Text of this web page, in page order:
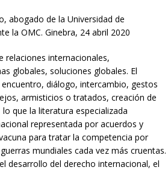
abogado de la Universidad de
la OMC. Ginebra, 24 abril 2020
relaciones internacionales,
globales, soluciones globales. El
diálogo, intercambio, gestos
armisticios o tratados, creación de
que la literatura especializada
representada por acuerdos y
para tratar la competencia por
mundiales cada vez más cruentas.
desarrollo del derecho internacional, el